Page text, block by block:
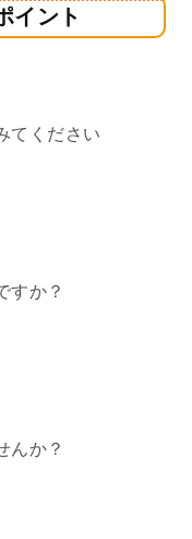
イント
てください
すか？
んか？